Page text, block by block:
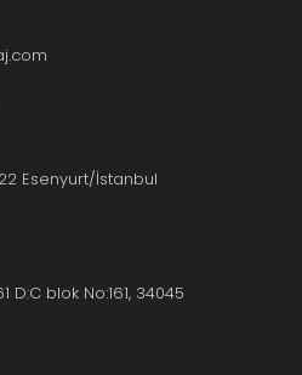
Esenyurt/İstanbul
blok No:161, 34045